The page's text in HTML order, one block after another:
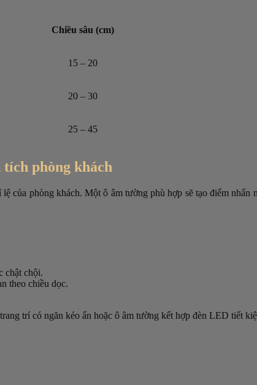
Chiều sâu (cm)
15 – 20
20 – 30
25 – 45
tích phòng khách
của phòng khách. Một ô âm tường phù hợp sẽ tạo điểm nhấn
chật chội.
theo chiều dọc.
trí có ngăn kéo ẩn hoặc ô âm tường kết hợp đèn LED tiết